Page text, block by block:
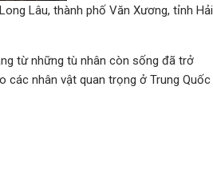
Lâu, thành phố Văn Xương, tỉnh Hải
từ những tù nhân còn sống đã trở
các nhân vật quan trọng ở Trung Quốc